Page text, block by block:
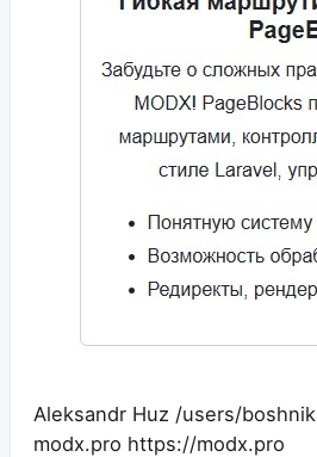
Aleksandr Huz /users/boshnik
modx.pro https://modx.pro